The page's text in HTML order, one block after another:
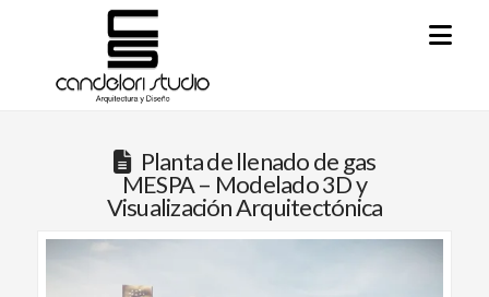
Planta de llenado de gas
MESPA – Modelado 3D y
Visualización Arquitectónica